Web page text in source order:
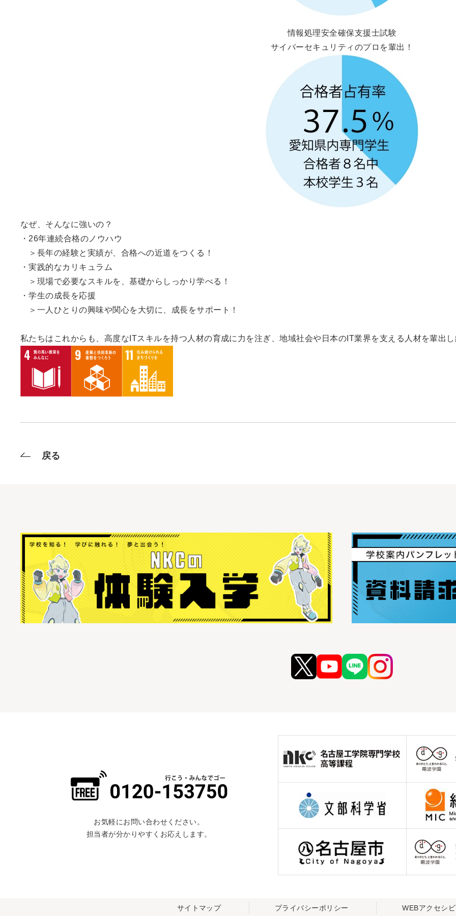
情報処理安全確保支援士試験
サイバーセキュリティのプロを輩出！
なぜ、そんなに強いの？
・26年連続合格のノウハウ
＞長年の経験と実績が、合格への近道をつくる！
・実践的なカリキュラム
＞現場で必要なスキルを、基礎からしっかり学べる！
・学生の成長を応援
＞一人ひとりの興味や関心を大切に、成長をサポート！
私たちはこれからも、高度なITスキルを持つ人材の育成に力を注ぎ、地域社会や日本のIT業界を支える人材を輩出し
戻る
お気軽にお問い合わせください。
担当者が分かりやすくお応えします。
サイトマップ プライバシーポリシー WEBアクセシ